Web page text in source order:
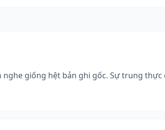
giống hệt bản ghi gốc. Sự trung thực